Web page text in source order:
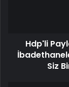
Hdp'li
Siz